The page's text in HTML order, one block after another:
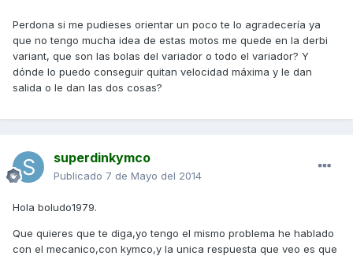
Perdona si me pudieses orientar un poco te lo agradecería ya
que no tengo mucha idea de estas motos me quede en la derbi
variant, que son las bolas del variador o todo el variador? Y
dónde lo puedo conseguir quitan velocidad máxima y le dan
salida o le dan las dos cosas?
superdinkymco
Publicado 7 de Mayo del 2014
Hola boludo1979.
Que quieres que te diga,yo tengo el mismo problema he hablado
con el mecanico,con kymco,y la unica respuesta que veo es que